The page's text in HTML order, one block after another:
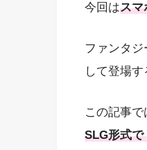
今回はスマ
ファンタ
して登場
この記事で
SLG形式で